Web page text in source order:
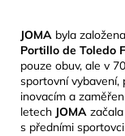
JOMA byla
Portillo de Toledo
pouze obuv, ale v
sportovní vybavení,
inovacím a
letech JOMA
s předními